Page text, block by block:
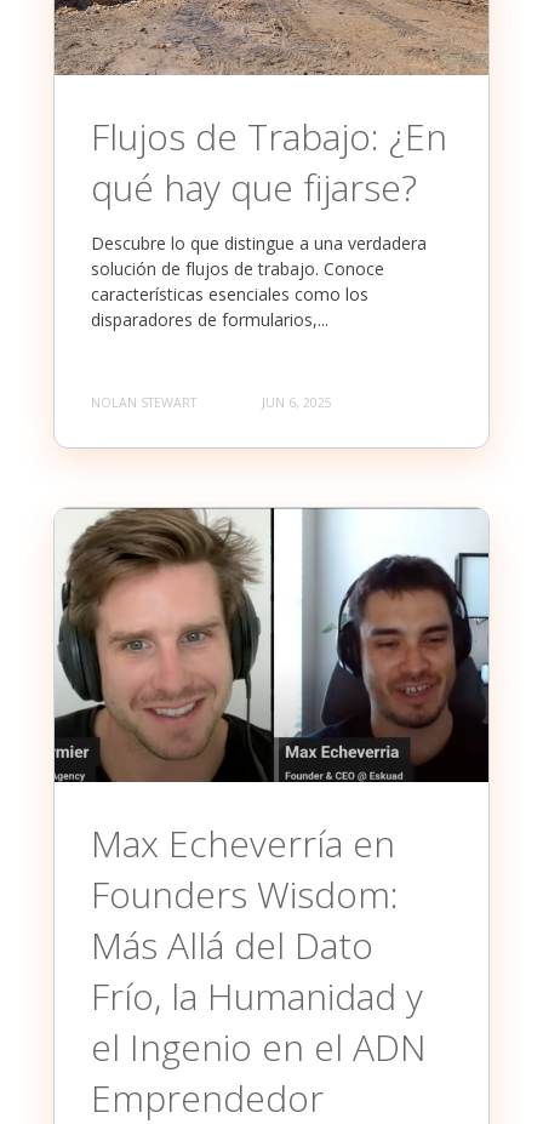
Flujos de Trabajo: ¿En
qué hay que fijarse?
Descubre lo que distingue a una verdadera
solución de flujos de trabajo. Conoce
características esenciales como los
disparadores de formularios,...
NOLAN STEWART JUN 6, 2025
Max Echeverría en
Founders Wisdom:
Más Allá del Dato
Frío, la Humanidad y
el Ingenio en el ADN
Emprendedor